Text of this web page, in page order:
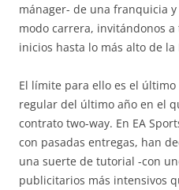
mánager- de una franquicia y
modo carrera, invitándonos
inicios hasta lo más alto de la
El límite para ello es el
regular del último año en el
contrato two-way. En EA
con pasadas entregas, han
una suerte de tutorial -con
publicitarios más intensivos